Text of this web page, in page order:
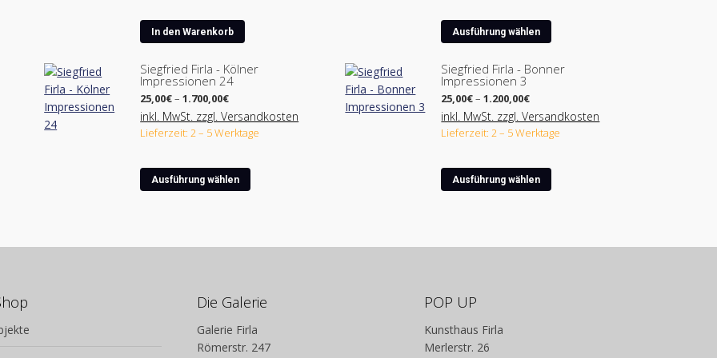
In den Warenkorb Ausführung wählen
Dieses
Produkt
auf.
Die
können
auf
Siegfried Firla - Kölner
Impressionen 24
25,00€–1.700,00€Preisspanne:
25,00€
bis
1.700,00€
inkl. MwSt. zzgl. Versandkosten
Lieferzeit: 2 – 5 Werktage
Ausführung wählen
Dieses
Produkt
Varianten
Optionen
auf
der
Siegfried Firla - Bonner
Impressionen 3
25,00€–1.200,00€Preisspanne:
25,00€
bis
1.200,00€
inkl. MwSt. zzgl. Versandkosten
Lieferzeit: 2 – 5 Werktage
Ausführung wählen
Dieses
Produkt
Varianten
Die Galerie
Galerie Firla
Römerstr. 247
POP UP
Kunsthaus Firla
Merlerstr. 26